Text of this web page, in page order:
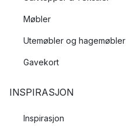
Møbler
Utemøbler og hagemøbler
Gavekort
INSPIRASJON
Inspirasjon